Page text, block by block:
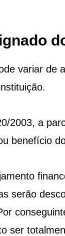
variar de
2003, a
benefício
serão
ser